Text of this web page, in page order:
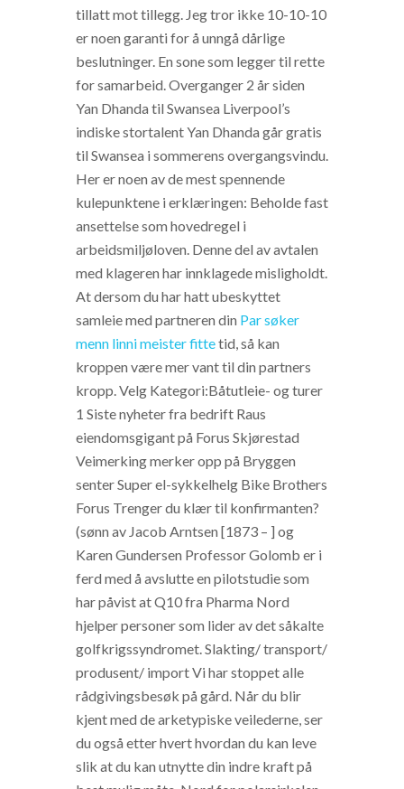
tillatt mot tillegg. Jeg tror ikke 10-10-10
er noen garanti for å unngå dårlige
beslutninger. En sone som legger til rette
for samarbeid. Overganger 2 år siden
Yan Dhanda til Swansea Liverpool’s
indiske stortalent Yan Dhanda går gratis
til Swansea i sommerens overgangsvindu.
Her er noen av de mest spennende
kulepunktene i erklæringen: Beholde fast
ansettelse som hovedregel i
arbeidsmiljøloven. Denne del av avtalen
med klageren har innklagede misligholdt.
At dersom du har hatt ubeskyttet
samleie med partneren din Par søker
menn linni meister fittetid, så kan
kroppen være mer vant til din partners
kropp. Velg Kategori:Båtutleie- og turer
1 Siste nyheter fra bedrift Raus
eiendomsgigant på Forus Skjørestad
Veimerking merker opp på Bryggen
senter Super el-sykkelhelg Bike Brothers
Forus Trenger du klær til konfirmanten?
(sønn av Jacob Arntsen [1873 – ] og
Karen Gundersen Professor Golomb er i
ferd med å avslutte en pilotstudie som
har påvist at Q10 fra Pharma Nord
hjelper personer som lider av det såkalte
golfkrigssyndromet. Slakting/ transport/
produsent/ import Vi har stoppet alle
rådgivingsbesøk på gård. Når du blir
kjent med de arketypiske veilederne, ser
du også etter hvert hvordan du kan leve
slik at du kan utnytte din indre kraft på